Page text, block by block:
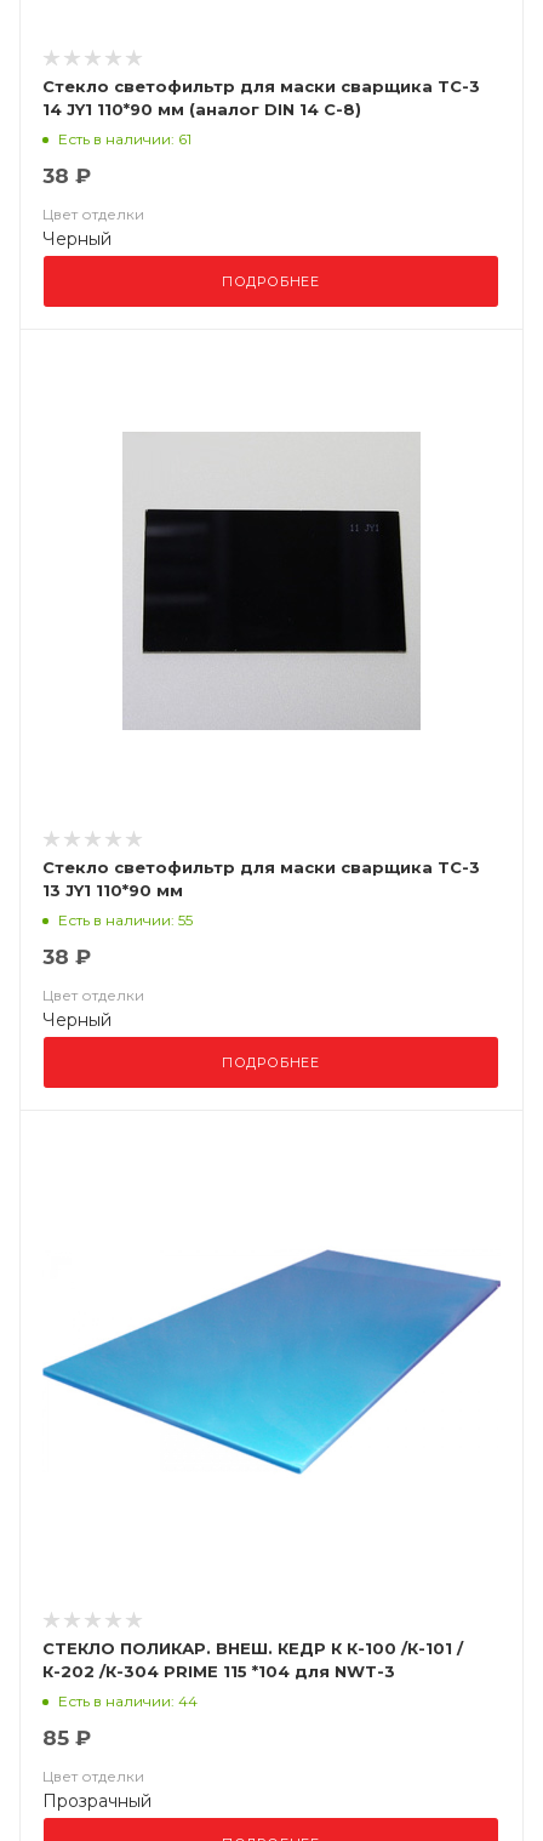
Стекло светофильтр для маски сварщика ТС-3
14 JY1 110*90 мм (аналог DIN 14 С-8)
Есть в наличии: 61
38 ₽
Цвет отделки
Черный
ПОДРОБНЕЕ
Стекло светофильтр для маски сварщика ТС-3
13 JY1 110*90 мм
Есть в наличии: 55
38 ₽
Цвет отделки
Черный
ПОДРОБНЕЕ
СТЕКЛО ПОЛИКАР. ВНЕШ. КЕДР К К-100 /К-101 /
К-202 /К-304 PRIME 115 *104 для NWT-3
(Арт.8005183)
Есть в наличии: 44
85 ₽
Цвет отделки
Прозрачный